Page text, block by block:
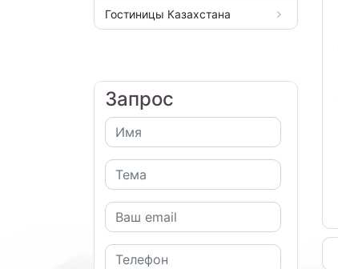
Гостиницы Казахстана
Запрос